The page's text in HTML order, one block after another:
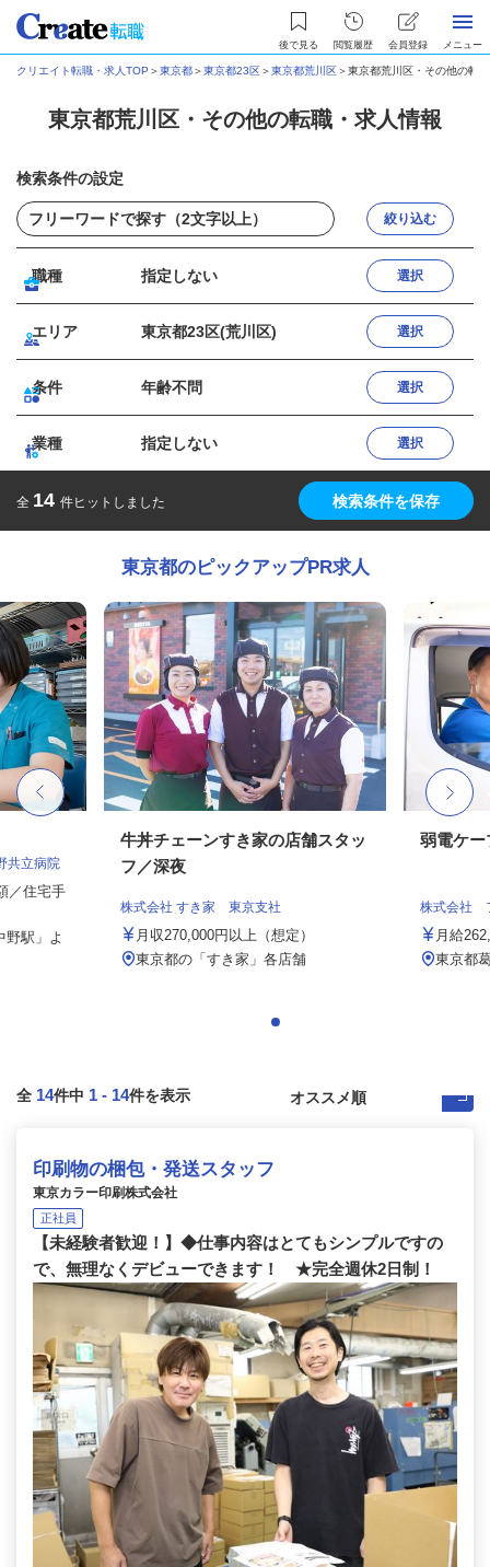
後で見る 閲覧履歴 会員登録 メニュー
クリエイト転職・求人TOP ＞東京都＞東京都23区＞東京都荒川区＞東京都荒川区・その他の転
東京都荒川区・その他の転職・求人情報
検索条件の設定
絞り込む
職種 指定しない 選択
エリア 東京都23区(荒川区) 選択
条件 年齢不問 選択
業種 指定しない 選択
全 14 件ヒットしました 検索条件を保存
東京都のピックアップPR求人
共立病院
／住宅手
野駅」よ
牛丼チェーンすき家の店舗スタッ
フ／深夜
株式会社 すき家 東京支社
月収270,000円以上（想定）
東京都の「すき家」各店舗
弱電ケー
株式会社
月給
東京都
全 14件中 1 - 14件を表示
印刷物の梱包・発送スタッフ
東京カラー印刷株式会社
正社員
【未経験者歓迎！】◆仕事内容はとてもシンプルですの
で、無理なくデビューできます！ ★完全週休2日制！